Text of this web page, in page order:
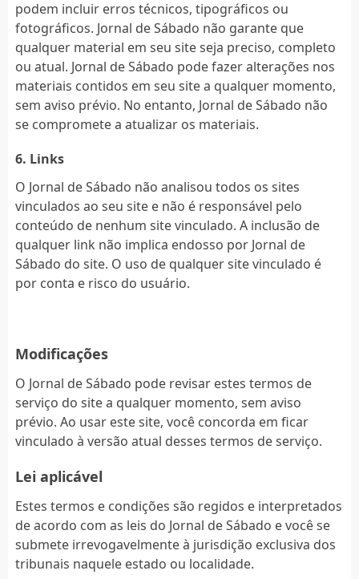
podem incluir erros técnicos, tipográficos ou
fotográficos. Jornal de Sábado não garante que
qualquer material em seu site seja preciso, completo
ou atual. Jornal de Sábado pode fazer alterações nos
materiais contidos em seu site a qualquer momento,
sem aviso prévio. No entanto, Jornal de Sábado não
se compromete a atualizar os materiais.
6. Links
O Jornal de Sábado não analisou todos os sites
vinculados ao seu site e não é responsável pelo
conteúdo de nenhum site vinculado. A inclusão de
qualquer link não implica endosso por Jornal de
Sábado do site. O uso de qualquer site vinculado é
por conta e risco do usuário.
Modificações
O Jornal de Sábado pode revisar estes termos de
serviço do site a qualquer momento, sem aviso
prévio. Ao usar este site, você concorda em ficar
vinculado à versão atual desses termos de serviço.
Lei aplicável
Estes termos e condições são regidos e interpretados
de acordo com as leis do Jornal de Sábado e você se
submete irrevogavelmente à jurisdição exclusiva dos
tribunais naquele estado ou localidade.